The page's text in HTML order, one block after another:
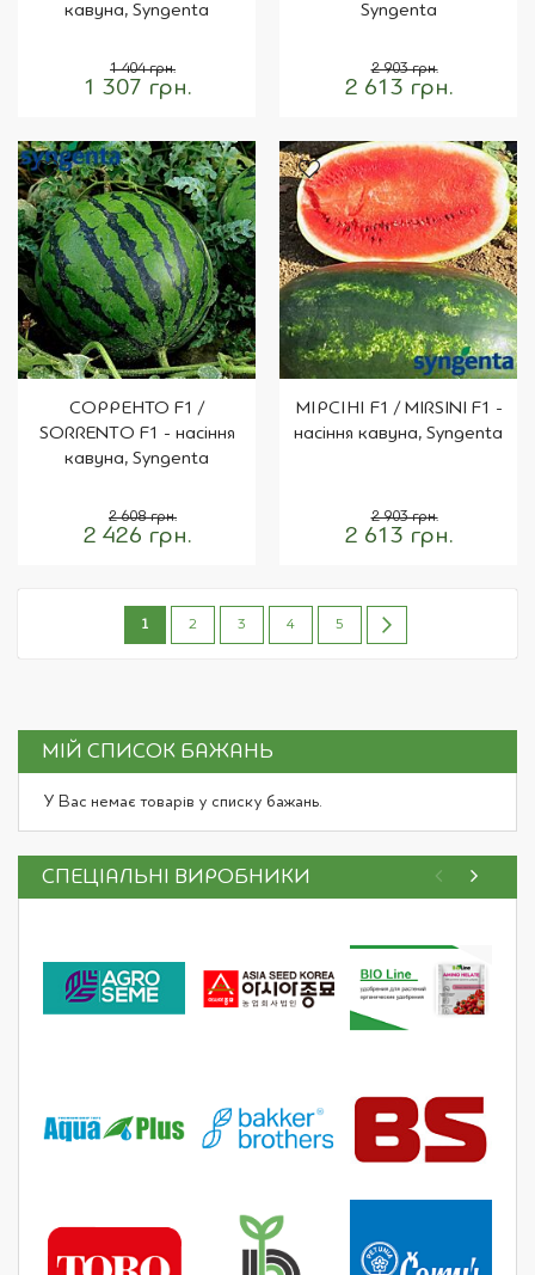
кавуна, Syngenta
1 307 грн.
1 404 грн.
Syngenta
2 613 грн.
2 903 грн.
СОРРЕНТО F1 /
SORRENTO F1 - насіння
кавуна, Syngenta
2 426 грн.
2 608 грн.
МІРСІНІ F1 / MIRSINI F1 -
насіння кавуна, Syngenta
2 613 грн.
2 903 грн.
Сторінка
You're
page
1 Сторінка
2 Сторінка
3 Сторінка
4 Сторінка
5
МІЙ СПИСОК БАЖАНЬ
У Вас немає товарів у списку бажань.
СПЕЦІАЛЬНІ ВИРОБНИКИ